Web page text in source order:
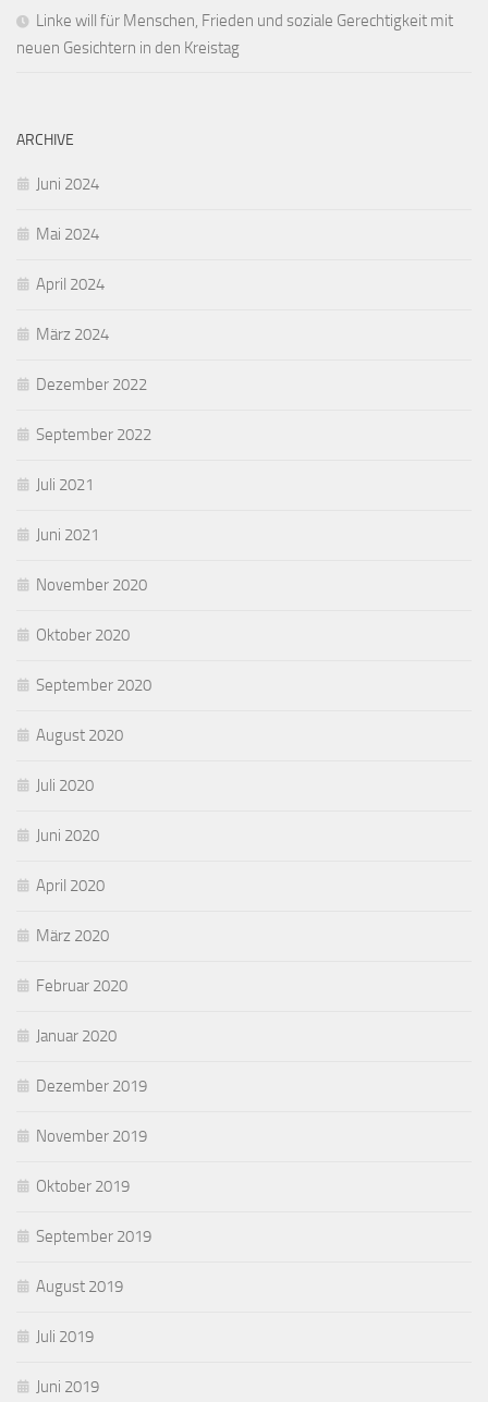
Linke will für Menschen, Frieden und soziale Gerechtigkeit mit
neuen Gesichtern in den Kreistag
ARCHIVE
Juni 2024
Mai 2024
April 2024
März 2024
Dezember 2022
September 2022
Juli 2021
Juni 2021
November 2020
Oktober 2020
September 2020
August 2020
Juli 2020
Juni 2020
April 2020
März 2020
Februar 2020
Januar 2020
Dezember 2019
November 2019
Oktober 2019
September 2019
August 2019
Juli 2019
Juni 2019